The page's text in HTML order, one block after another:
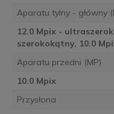
Aparatu tylny - główny
12.0 Mpix -
szerokokątny, 10.0
Aparatu przedni (MP)
10.0 Mpix
Przysłona